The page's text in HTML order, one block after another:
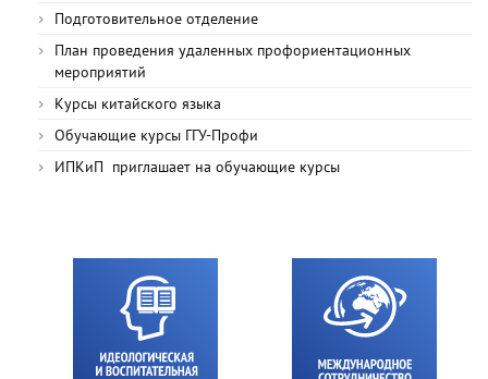
Подготовительное отделение
План проведения удаленных профориентационных
мероприятий
Курсы китайского языка
Обучающие курсы ГГУ-Профи
ИПКиП приглашает на обучающие курсы